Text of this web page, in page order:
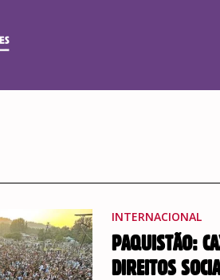
INTERNACIONAL
PAQUISTÃO:
DIREITOS